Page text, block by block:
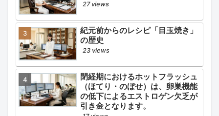
27 views
紀元前からのレシピ「目玉焼き」
の歴史
23 views
閉経期におけるホットフラッシュ
（ほてり・のぼせ）は、卵巣機能
の低下によるエストロゲン欠乏が
引き金となります。